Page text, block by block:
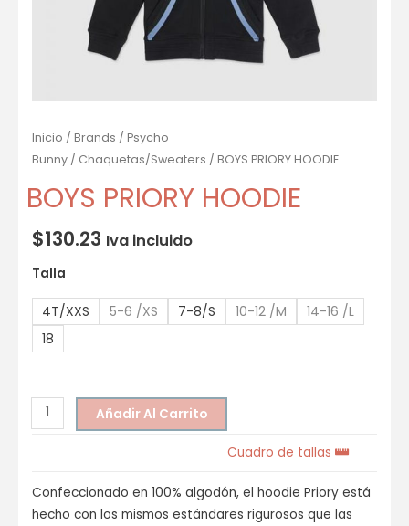
Inicio / Brands / Psycho
Bunny / Chaquetas/Sweaters / BOYS PRIORY HOODIE
BOYS PRIORY HOODIE
$130.23 Iva incluido
Talla
4T/XXS 5-6 /XS 7-8/S 10-12 /M
14-16 /L
18
Añadir Al Carrito
Cuadro de tallas
Confeccionado en 100% algodón, el hoodie Priory está
hecho con los mismos estándares rigurosos que las